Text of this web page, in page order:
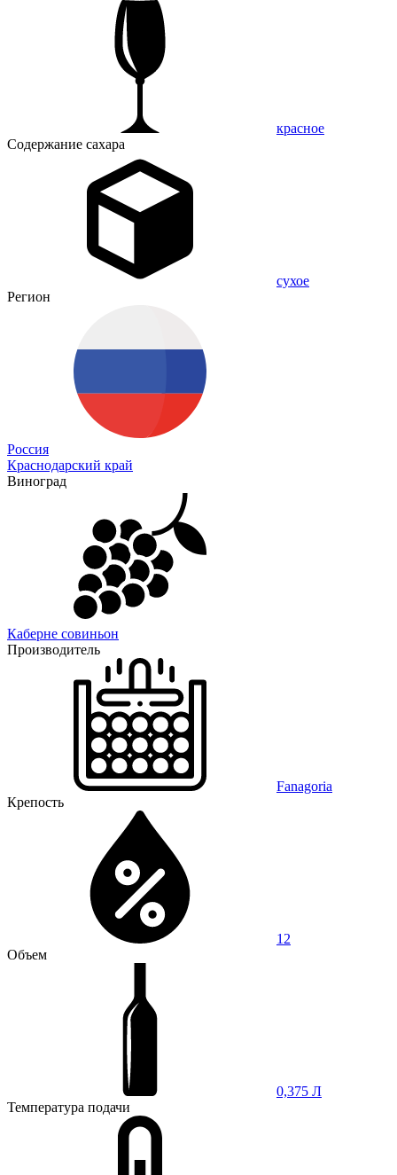
красное
Содержание сахара
сухое
Регион
Россия
Краснодарский край
Виноград
Каберне совиньон
Производитель
Fanagoria
Крепость
12
Объем
0,375 Л
Температура подачи